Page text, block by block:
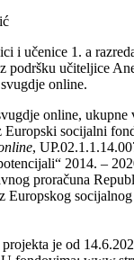
i učenice 1. a
podršku učiteljice
online.
online, ukupne
Europski socijalni
,
2014. –
proračuna
Europskog
je od